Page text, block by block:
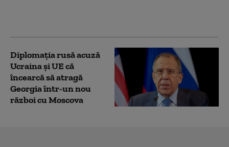
Diplomaţia rusă acuză
Ucraina şi UE că
încearcă să atragă
Georgia într-un nou
război cu Moscova